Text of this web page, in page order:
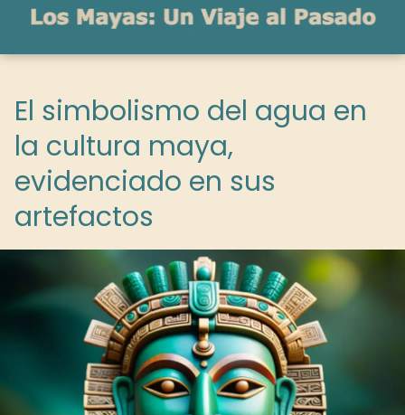
El simbolismo del agua en
la cultura maya,
evidenciado en sus
artefactos